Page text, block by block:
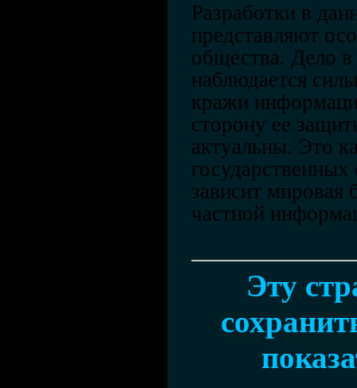
Разработки в
представляют
общества. Дело в
наблюдается
кражи
сторону ее
актуальны. Это
зависит мировая
частной
Эту